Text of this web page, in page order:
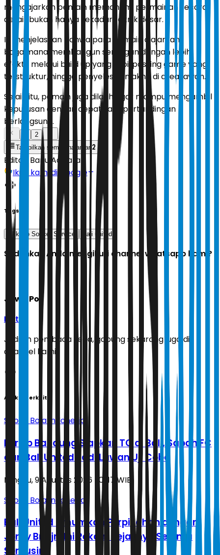
mengajarkan pemain memahami permainan secara
detail, bukan hanya sekadar teknik dasar.
Ia menjelaskan bahwa para pemain diajarkan
bagaimana membangun serangan dengan lebih
efektif melalui build up yang rapi, passing game yang
terstruktur, hingga penyelesaian akhir di area lawan.
Selain itu, pemain juga dilatih agar mampu mengambil
keputusan dengan cepat saat pertandingan
berlangsung.
2
Tampilkan semua halaman 2
Editor: Banu Adikara
Ikuti kami di Google
Tags
Ekkono Soccer Service bali united
Sudahkah Anda mengikuti channel whatsapp kami?
Jawa Pos
Ikuti
Jadilah pembaca setia, gabung sekarang juga di
channel kami!
Artikel Terkait
Sepak Bola Indonesia
Persib Bandung Siapkan TC di Bali, Sabah FC
dan Bali United Jadi Lawan Uji Coba
Minggu, 9 Agustus 2026 | 01.17 WIB
Sepak Bola Indonesia
Bali United Umumkan Perpisahan dengan
Jordy Bruijn, Ini Rekam Jejaknya Selama
Semusim